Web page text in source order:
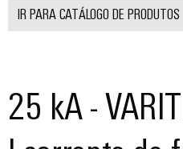
IR PARA CATÁLOGO DE PRODUTOS
25 kA -